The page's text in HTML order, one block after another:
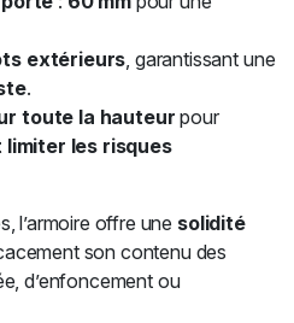
extérieurs , garantissant une
.
toute la hauteur pour
les risques
l’armoire offre une solidité
son contenu des
d’enfoncement ou